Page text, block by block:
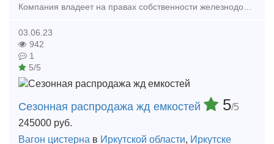
Компания владеет на правах собственности железнодорожными цистернами в количестве 40 (сорока) единиц со следующими техническими Характеристиками: тип вагона − цистерна для пе
03.06.23
942
1
5/5
Сезонная распродажа жд емкостей 5/5
245000 руб.
Вагон цистерна в Иркутской области, Иркутске